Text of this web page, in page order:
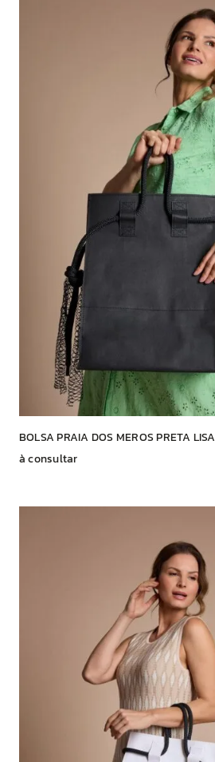
BOLSA PRAIA DOS MEROS PRETA LISA
à consultar